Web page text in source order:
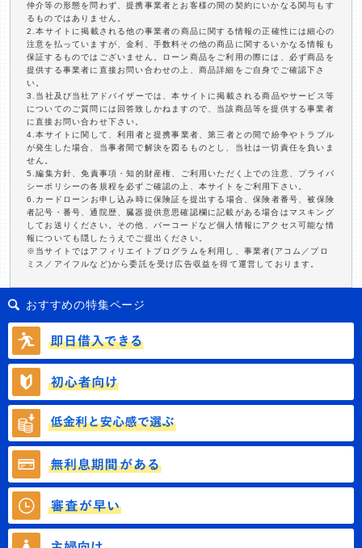
仲介等の形態を問わず、提携事業者とお客様の間の契約にいかなる関与もす
るものではありません。
2.本サイトに掲載される他の事業者の商品に関する情報の正確性には細心の
注意を払っていますが、金利、手数料その他の商品に関するいかなる情報も
保証するものではございません。ローン商品をご利用の際には、必ず商品を
提供する事業者に直接お問い合わせの上、商品詳細をご自身でご確認下さ
い。
3.当社及び当社アドバイザーでは、本サイトに掲載される商品やサービス等
についてのご質問には回答致しかねますので、当該商品等を提供する事業者
に直接お問い合わせ下さい。
4.本サイトに関して、利用者と提携事業者、第三者との間で紛争やトラブル
が発生した場合、当事者間で解決を図るものとし、当社は一切責任を負いま
せん。
5.編集方針、免責事項・知的財産権、ご利用いただく上での注意、プライバ
シーポリシーの各規程を必ずご確認の上、本サイトをご利用下さい。
6.カードローンお申し込み時に保険証を提出する場合、保険者番号、被保険
者記号・番号、通院歴、臓器提供意思確認欄に記載がある場合はマスキング
してお送りください。その他、バーコードなど個人情報にアクセス可能な情
報についても隠したうえでご提出ください。
※当サイトではアフィリエイトプログラムを利用し、事業者(アコム／プロ
ミス／アイフルなど)から委託を受け広告収益を得て運営しております。
おすすめの特集ページ